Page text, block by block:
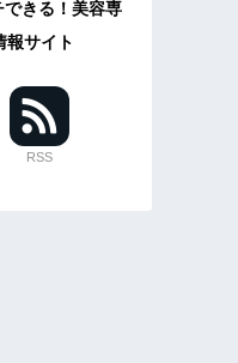
きる！美容専
報サイト
RSS